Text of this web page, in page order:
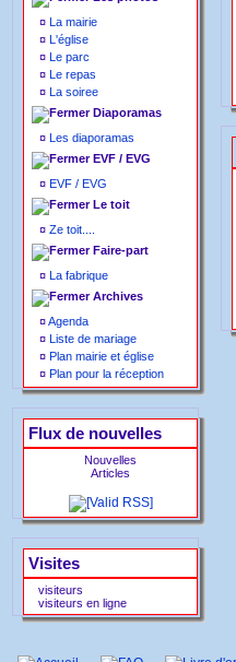
¤ La mairie
¤ L'église
¤ Le parc
¤ Le repas
¤ La soiree
Diaporamas
¤ Les diaporamas
EVF / EVG
¤ EVF / EVG
Le toit
¤ Ze toit....
Faire-part
¤ La fabrique
Archives
¤Agenda
¤ Liste de mariage
¤ Plan mairie et église
¤ Plan pour la réception
Flux de nouvelles
Nouvelles
Articles
Visites
visiteurs
visiteurs en ligne